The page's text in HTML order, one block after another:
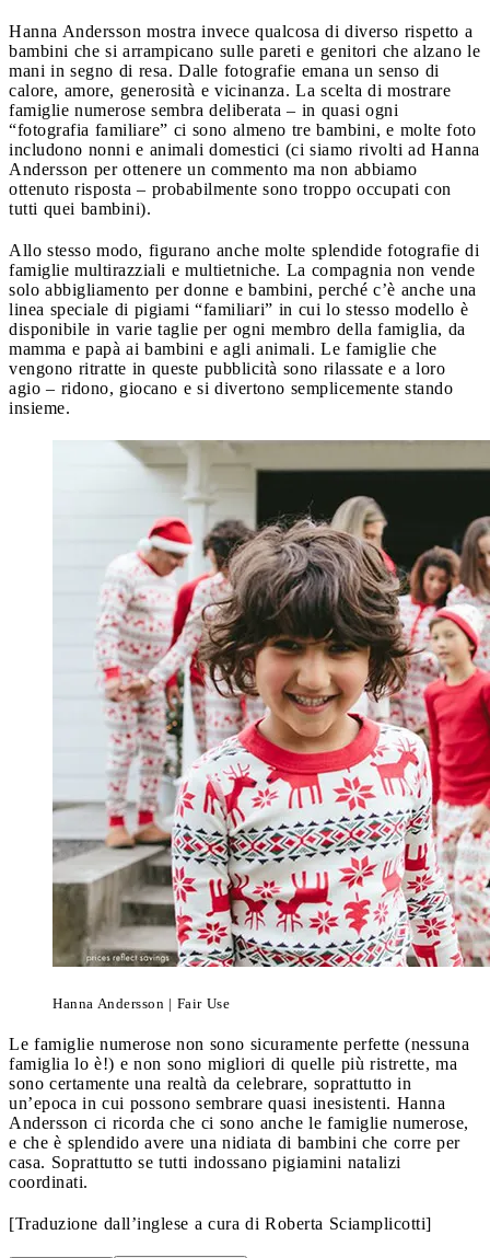
Hanna Andersson mostra invece qualcosa di diverso rispetto a
bambini che si arrampicano sulle pareti e genitori che alzano le
mani in segno di resa. Dalle fotografie emana un senso di
calore, amore, generosità e vicinanza. La scelta di mostrare
famiglie numerose sembra deliberata – in quasi ogni
“fotografia familiare” ci sono almeno tre bambini, e molte foto
includono nonni e animali domestici (ci siamo rivolti ad Hanna
Andersson per ottenere un commento ma non abbiamo
ottenuto risposta – probabilmente sono troppo occupati con
tutti quei bambini).
Allo stesso modo, figurano anche molte splendide fotografie di
famiglie multirazziali e multietniche. La compagnia non vende
solo abbigliamento per donne e bambini, perché c’è anche una
linea speciale di pigiami “familiari” in cui lo stesso modello è
disponibile in varie taglie per ogni membro della famiglia, da
mamma e papà ai bambini e agli animali. Le famiglie che
vengono ritratte in queste pubblicità sono rilassate e a loro
agio – ridono, giocano e si divertono semplicemente stando
insieme.
Hanna Andersson | Fair Use
Le famiglie numerose non sono sicuramente perfette (nessuna
famiglia lo è!) e non sono migliori di quelle più ristrette, ma
sono certamente una realtà da celebrare, soprattutto in
un’epoca in cui possono sembrare quasi inesistenti. Hanna
Andersson ci ricorda che ci sono anche le famiglie numerose,
e che è splendido avere una nidiata di bambini che corre per
casa. Soprattutto se tutti indossano pigiamini natalizi
coordinati.
[Traduzione dall’inglese a cura di Roberta Sciamplicotti]